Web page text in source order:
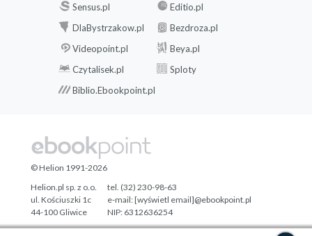
Sensus.pl
Editio.pl
DlaBystrzakow.pl
Bezdroza.pl
Videopoint.pl
Beya.pl
Czytalisek.pl
Sploty
Biblio.Ebookpoint.pl
© Helion 1991-2026
Helion.pl sp. z o.o.
ul. Kościuszki 1c
44-100 Gliwice
tel. (32) 230-98-63
e-mail:[wyświetl email]@ebookpoint.pl
NIP: 6312636254
Regon: 241989027